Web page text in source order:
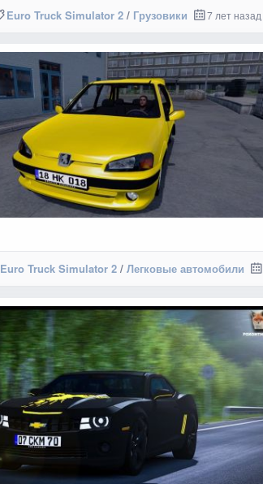
Euro Truck Simulator 2/ Грузовики 7 лет назад
Euro Truck Simulator 2/ Легковые автомобили